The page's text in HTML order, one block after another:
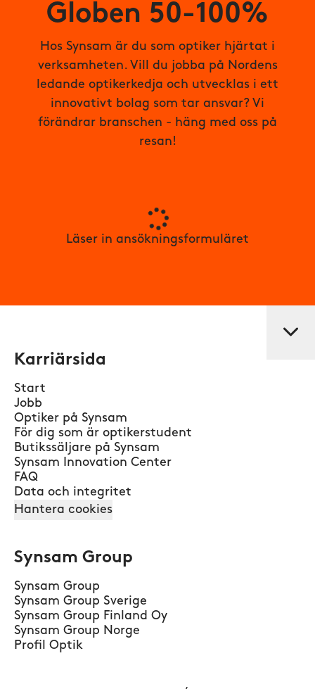
Globen 50-100%
Hos Synsam är du som optiker hjärtat i
verksamheten. Vill du jobba på Nordens
ledande optikerkedja och utvecklas i ett
innovativt bolag som tar ansvar? Vi
förändrar branschen - häng med oss på
resan!
Läser in ansökningsformuläret
Karriärsida
Start
Jobb
Optiker på Synsam
För dig som är optikerstudent
Butikssäljare på Synsam
Synsam Innovation Center
FAQ
Data och integritet
Hantera cookies
Synsam Group
Synsam Group
Synsam Group Sverige
Synsam Group Finland Oy
Synsam Group Norge
Profil Optik